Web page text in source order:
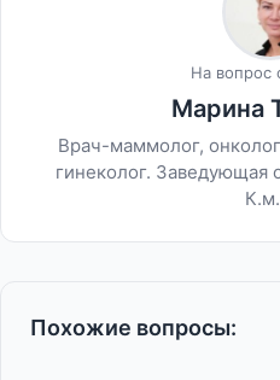
На вопрос
Марина
Врач-маммолог,
гинеколог.
Похожие вопросы: